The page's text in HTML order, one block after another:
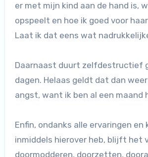
er met mijn kind aan de hand is,
opspeelt en hoe ik goed voor
Laat ik dat eens wat
Daarnaast duurt zelfdestructief
dagen. Helaas geldt dat dan
angst, want ik ben al een maand
Enfin, ondanks alle ervaringen en
inmiddels hierover heb, blijft het
doormodderen, doorzetten,